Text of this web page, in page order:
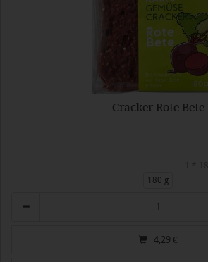
Cracker Rote Bete
180 g
4,29 €